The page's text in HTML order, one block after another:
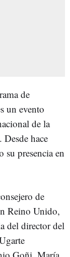
de
un evento
de la
hace
su presencia en
de
Reino Unido,
del director del